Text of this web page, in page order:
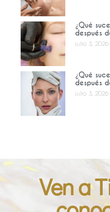
¿Qué
después
julio 3, 2026
¿Qué
después
julio 3, 2026
Ven a